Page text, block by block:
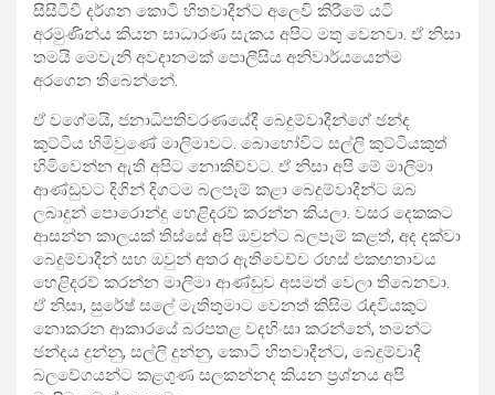
සීසීටීවී දර්ශන කොටි හිතවාදීන්ට අලෙවි කිරීමේ යටි
අරමුණින්ය කියන සාධාරණ සැකය අපිට මතු වෙනවා. ඒ නිසා
තමයි මෙවැනි අවදානමක් පොලීසිය අනිවාර්යයෙන්ම
අරගෙන තිබෙන්නේ.
ඒ වගේමයි, ජනාධිපතිවරණයේදී බෙදුම්වාදීන්ගේ ඡන්ද
කුට්ටිය හිමිවුණේ මාලිමාවට. බොහෝවිට සල්ලි කුට්ටියකුත්
හිමිවෙන්න ඇති අපිට නොකිව්වට. ඒ නිසා අපි මේ මාලිමා
ආණ්ඩුවට දිගින් දිගටම බලපෑම් කළා බෙදුම්වාදීන්ට ඔබ
ලබාදුන් පොරොන්දු හෙළිදරව් කරන්න කියලා. වසර දෙකකට
ආසන්න කාලයක් තිස්සේ අපි ඔවුන්ට බලපෑම් කළත්, අද දක්වා
බෙදුම්වාදීන් සහ ඔවුන් අතර ඇතිවෙච්ච රහස් එකඟතාවය
හෙළිදරව් කරන්න මාලිමා ආණ්ඩුව අසමත් වෙලා තිබෙනවා.
ඒ නිසා, සුරේෂ් සලේ මැතිතුමාට වෙනත් කිසිම රැඳවියකුට
නොකරන ආකාරයේ බරපතළ වදහිංසා කරන්නේ, තමන්ට
ඡන්දය දුන්නු, සල්ලි දුන්නු, කොටි හිතවාදීන්ට, බෙදුම්වාදී
බලවේගයන්ට කළගුණ සලකන්නද කියන ප්‍රශ්නය අපි